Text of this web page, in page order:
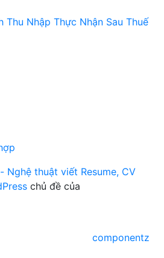
Thu Nhập Thực Nhận Sau Thuế
Nghệ thuật viết Resume, CV
chủ đề của
componentz